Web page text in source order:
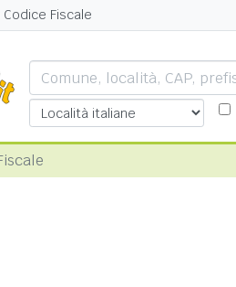
Codice Fiscale